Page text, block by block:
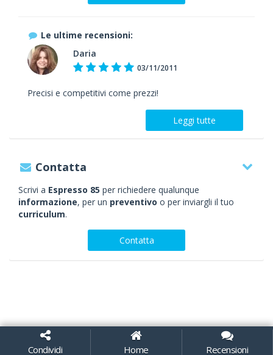
Le ultime recensioni:
Daria
03/11/2011
Precisi e competitivi come prezzi!
Leggi tutte
Contatta
Scrivi a Espresso 85 per richiedere qualunque
informazione, per un preventivo o per inviargli il tuo
curriculum.
Contatta
Condividi Home Recensioni